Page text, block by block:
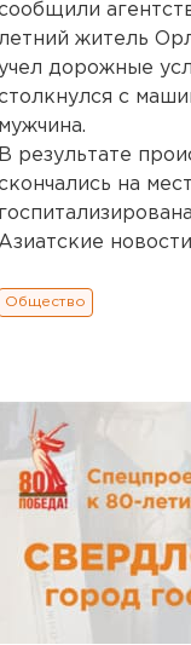
житель
дорожные
с
мужчина.
В результате
на
Общество